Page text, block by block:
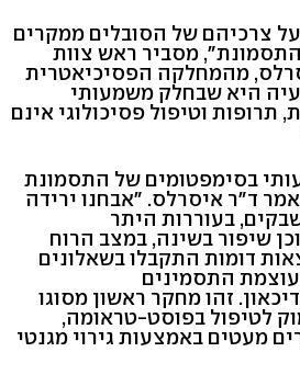
צרכיהם של הסובלים ממקרים
מסביר ראש צוות
מהמחלקה הפסיכיאטרית
היא שבחלק משמעותי
וטיפול פסיכולוגי אינם
בסימפטומים של התסמונת
ד"ר איסרלס. "אבחנו ירידה
בעוררות היתר
שיפור בשינה, במצב הרוח
דומות התקבלו בשאלונים
התסמינים
זהו מחקר ראשון מסוגו
לטיפול בפוסט-טראומה,
מעטים באמצעות גירוי מגנטי